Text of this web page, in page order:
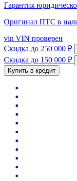
Гарантия
Оригинал ПТС в
vin VIN проверен
Скидка до 250 000 ₽
Скидка до 150 000 ₽
Купить в кредит